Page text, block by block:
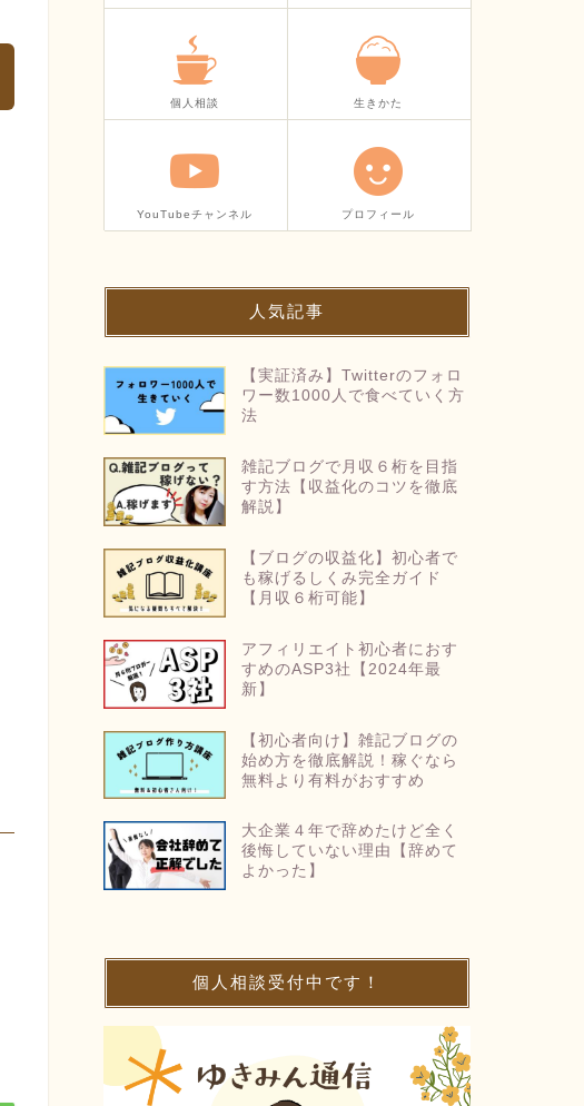
個人相談 生きかた
YouTubeチャンネル プロフィール
人気記事
【実証済み】Twitterのフォロ
ワー数1000人で食べていく方
法
雑記ブログで月収６桁を目指
す方法【収益化のコツを徹底
解説】
【ブログの収益化】初心者で
も稼げるしくみ完全ガイド
【月収６桁可能】
アフィリエイト初心者におす
すめのASP3社【2024年最
新】
【初心者向け】雑記ブログの
始め方を徹底解説！稼ぐなら
無料より有料がおすすめ
大企業４年で辞めたけど全く
後悔していない理由【辞めて
よかった】
個人相談受付中です！